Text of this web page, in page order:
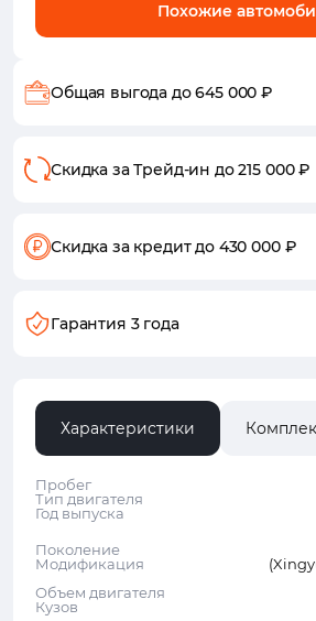
Похожие
Общая выгода до 645 000 ₽
Скидка за Трейд-ин до 215 000 ₽
Скидка за кредитдо 430 000 ₽
Гарантия 3 года
Характеристики
Пробег
Тип двигателя
Год выпуска
Поколение
Модификация
Объем двигателя
Кузов